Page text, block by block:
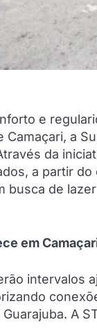
e
a
da
a partir
de
em
intervalos
A